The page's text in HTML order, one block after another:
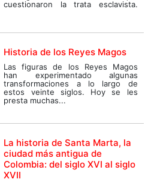
cuestionaron la trata esclavista.
Historia de los Reyes Magos
Las figuras de los Reyes Magos
han experimentado algunas
transformaciones a lo largo de
estos veinte siglos. Hoy se les
presta muchas...
La historia de Santa Marta, la
ciudad más antigua de
Colombia: del siglo XVI al siglo
XVII